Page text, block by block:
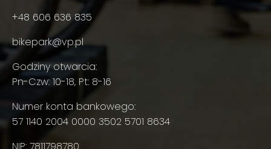
+48 606 636 835
bikepark@vp.pl
Godziny otwarcia:
Pn-Czw: 10-18, Pt: 8-16
Numer konta bankowego:
57 1140 2004 0000 3502 5701 8634
NIP: 7811798780